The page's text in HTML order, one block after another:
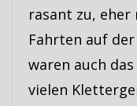
rasant zu,
Fahrten auf
waren auch
vielen